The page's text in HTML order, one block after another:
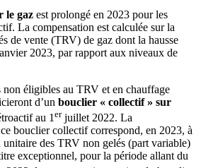
le gaz est prolongé en 2023 pour les
La compensation est calculée sur la
de vente (TRV) de gaz dont la hausse
2023, par rapport aux niveaux de
non éligibles au TRV et en chauffage
d’un bouclier « collectif » sur
au 1erjuillet 2022. La
bouclier collectif correspond, en 2023, à
des TRV non gelés (part variable)
exceptionnel, pour la période allant du